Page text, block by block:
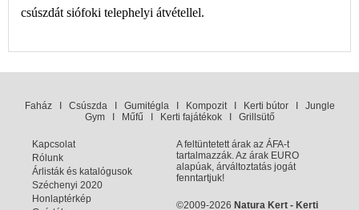
csúszdát siófoki telephelyi átvétellel.
FaházI CsúszdaI GumitéglaI KompozitI Kerti bútorI Jungle
GymI Műfű Kerti fajátékokI Grillsütő
Kapcsolat
Rólunk
Árlisták és katalógusok
Széchenyi 2020
Honlaptérkép
A feltüntetett árak az ÁFA-t
tartalmazzák. Az árak EURO
alapúak, árváltoztatás jogát
fenntartjuk!
©2009-2026 Natura Kert - Kerti